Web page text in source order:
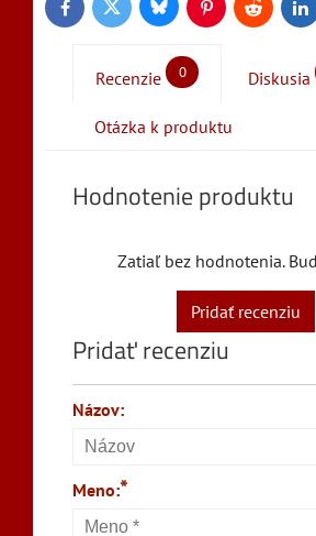
FacebookTwitter BlueskyPinterestReddit
Recenzie 0 Diskusia
Otázka k produktu
Hodnotenie produktu
Zatiaľ bez hodnotenia.
Pridať recenziu
Pridať recenziu
Názov:
Meno:*